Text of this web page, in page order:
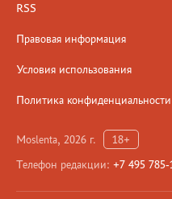
RSS
Правовая информация
Условия использования
Политика конфиденциальности
Moslenta, 2026 г.
18+
Телефон редакции: +7 495 785-